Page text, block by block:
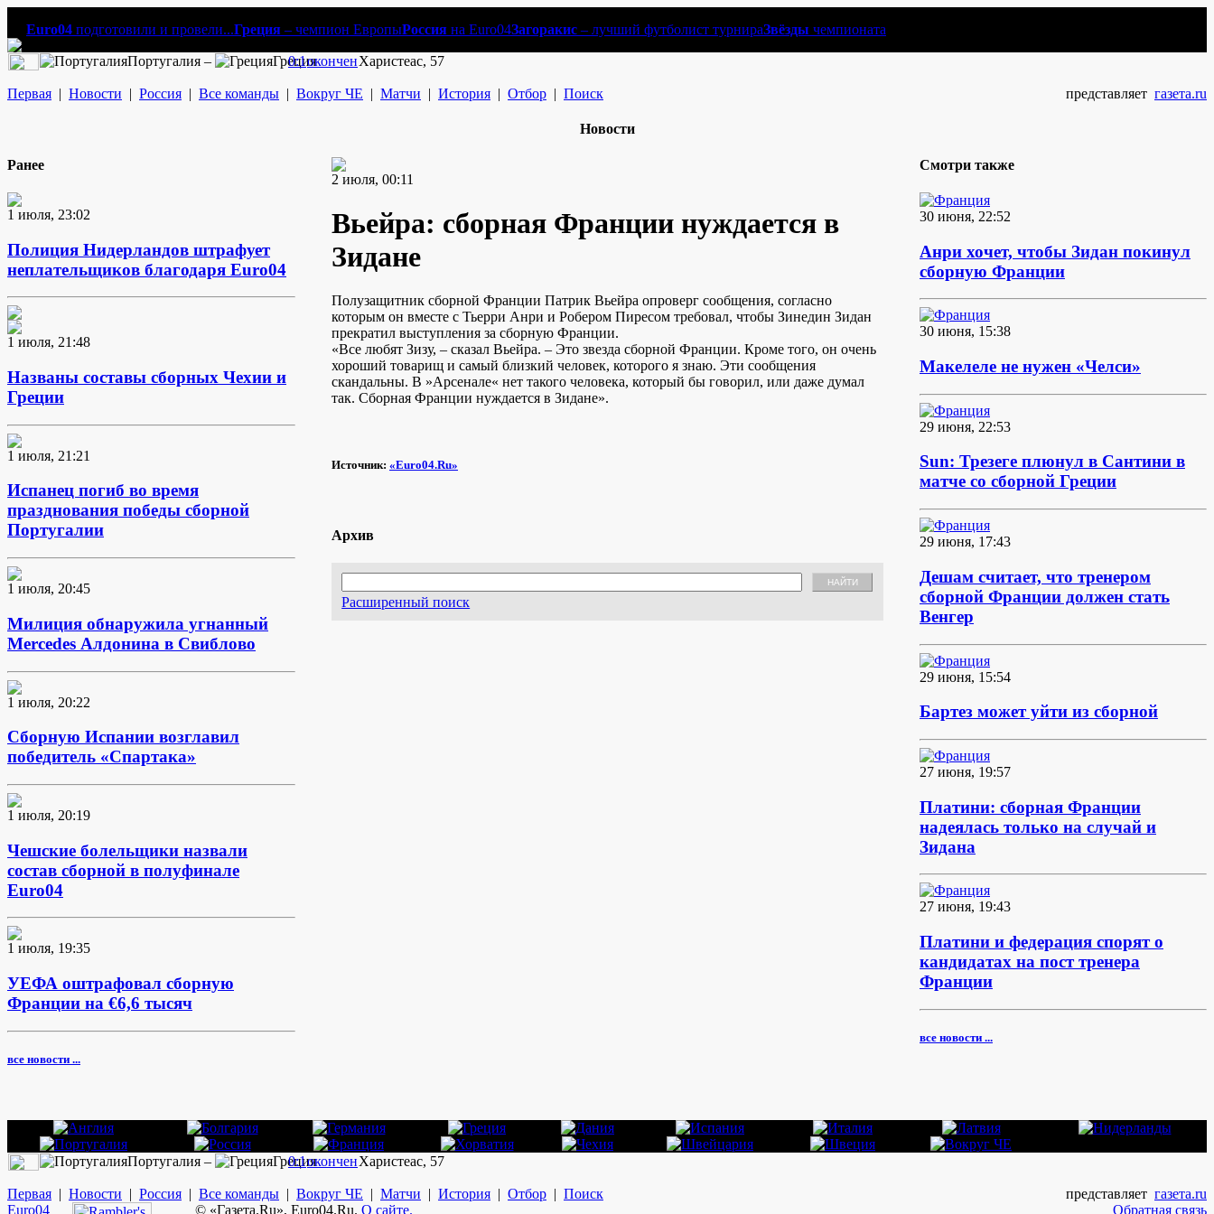
Euro04 подготовили и провели...Греция – чемпион ЕвропыРоссия на Euro04Загоракис – лучший футболист турнираЗвёзды чемпионата
Португалия – Греция
0:1оконченХаристеас, 57
Первая | Новости | Россия | Все команды | Вокруг ЧЕ | Матчи | История | Отбор | Поиск представляет газета.ru
Новости
Ранее
1 июля, 23:02
Полиция Нидерландов штрафует
неплательщиков благодаря Euro04
1 июля, 21:48
Названы составы сборных Чехии и
Греции
1 июля, 21:21
Испанец погиб во время
празднования победы сборной
Португалии
1 июля, 20:45
Милиция обнаружила угнанный
Mercedes Алдонина в Свиблово
1 июля, 20:22
Сборную Испании возглавил
победитель «Спартака»
1 июля, 20:19
Чешские болельщики назвали
состав сборной в полуфинале
Euro04
1 июля, 19:35
УЕФА оштрафовал сборную
Франции на €6,6 тысяч
все новости ...
2 июля, 00:11
Вьейра: сборная Франции нуждается в
Зидане
Полузащитник сборной Франции Патрик Вьейра опроверг сообщения, согласно
которым он вместе с Тьерри Анри и Робером Пиресом требовал, чтобы Зинедин Зидан
прекратил выступления за сборную Франции.
«Все любят Зизу, – сказал Вьейра. – Это звезда сборной Франции. Кроме того, он очень
хороший товарищ и самый близкий человек, которого я знаю. Эти сообщения
скандальны. В »Арсенале« нет такого человека, который бы говорил, или даже думал
так. Сборная Франции нуждается в Зидане».
Источник: «Euro04.Ru»
Архив
Расширенный поиск
Смотри также
30 июня, 22:52
Анри хочет, чтобы Зидан покинул
сборную Франции
30 июня, 15:38
Макелеле не нужен «Челси»
29 июня, 22:53
Sun: Трезеге плюнул в Сантини в
матче со сборной Греции
29 июня, 17:43
Дешам считает, что тренером
сборной Франции должен стать
Венгер
29 июня, 15:54
Бартез может уйти из сборной
27 июня, 19:57
Платини: сборная Франции
надеялась только на случай и
Зидана
27 июня, 19:43
Платини и федерация спорят о
кандидатах на пост тренера
Франции
все новости ...
Португалия – Греция
0:1оконченХаристеас, 57
Первая | Новости | Россия | Все команды | Вокруг ЧЕ | Матчи | История | Отбор | Поиск представляет газета.ru
Euro04 © «Газета.Ru», Euro04.Ru. О сайте. Обратная связь